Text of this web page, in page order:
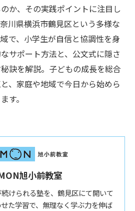
か、その実践ポイントに注目し
川県横浜市鶴見区という多様な
で、小学生が自信と協調性を身
サポート方法と、公文式に隠さ
訣を解説。子どもの成長を総合
、家庭や地域で今日から始めら
す。
旭小前教室
けられる塾を、鶴見区にて開いて
た学習で、無理なく学ぶ力を伸ば